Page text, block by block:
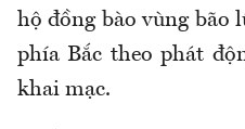
hộ đồng bào vùng bão
phía Bắc theo phát
khai mạc.